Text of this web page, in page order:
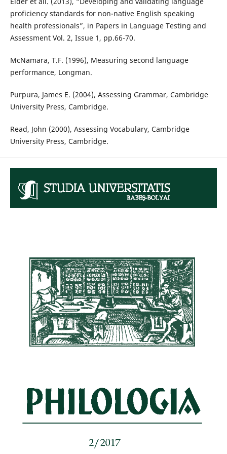
proficiency standards for non-native English speaking
health professionals”, in Papers in Language Testing and
Assessment Vol. 2, Issue 1, pp.66-70.
McNamara, T.F. (1996), Measuring second language
performance, Longman.
Purpura, James E. (2004), Assessing Grammar, Cambridge
University Press, Cambridge.
Read, John (2000), Assessing Vocabulary, Cambridge
University Press, Cambridge.